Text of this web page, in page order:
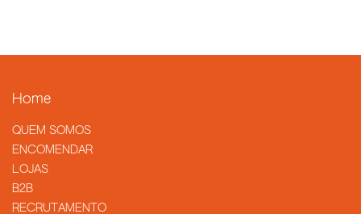
Home
QUEM SOMOS
​ENCOMENDAR
LOJAS
B2B
RECRUTAMENTO